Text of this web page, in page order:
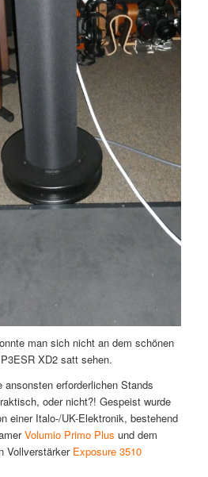
man sich nicht an dem schönen
XD2 satt sehen.
erforderlichen Stands
oder nicht?! Gespeist wurde
einer Italo-/UK-Elektronik, bestehend
Volumio Primo Plus und dem
Vollverstärker Exposure 3510